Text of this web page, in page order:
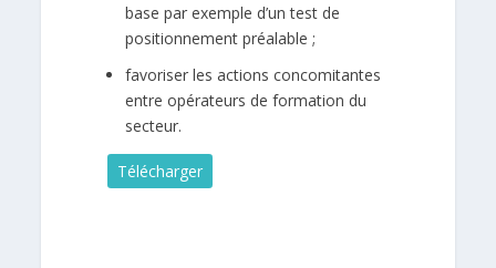
base par exemple d’un test de
positionnement préalable ;
favoriser les actions concomitantes
entre opérateurs de formation du
secteur.
Télécharger